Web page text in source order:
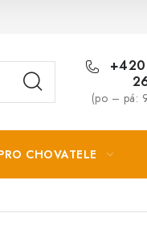
údajů
(po – pá:
CHOVATELE